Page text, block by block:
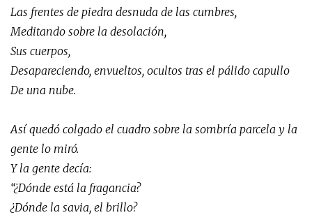
Las frentes de piedra desnuda de las cumbres,
Meditando sobre la desolación,
Sus cuerpos,
Desapareciendo, envueltos, ocultos tras el pálido capullo
De una nube.
Así quedó colgado el cuadro sobre la sombría parcela y la
gente lo miró.
Y la gente decía:
“¿Dónde está la fragancia?
¿Dónde la savia, el brillo?